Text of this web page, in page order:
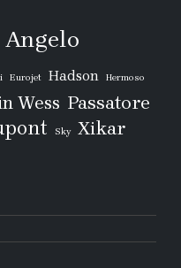
Angelo
Eurojet Hadson Hermoso
Wess Passatore
Sky Xikar